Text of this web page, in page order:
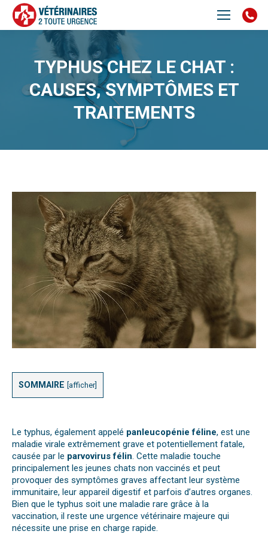
TYPHUS CHEZ LE CHAT :
CAUSES, SYMPTÔMES ET
TRAITEMENTS
SOMMAIRE afficher
Le typhus, également appelé panleucopénie féline, est une
maladie virale extrêmement grave et potentiellement fatale,
causée par le parvovirus félin. Cette maladie touche
principalement les jeunes chats non vaccinés et peut
provoquer des symptômes graves affectant leur système
immunitaire, leur appareil digestif et parfois d’autres organes.
Bien que le typhus soit une maladie rare grâce à la
vaccination, il reste une urgence vétérinaire majeure qui
nécessite une prise en charge rapide.